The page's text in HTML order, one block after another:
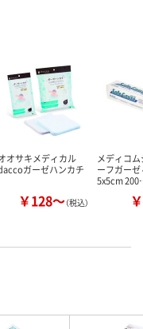
オサキメディカル
ガーゼハンカチ
￥128～（税込）
メディコ
ーフガーゼ
5x5cm